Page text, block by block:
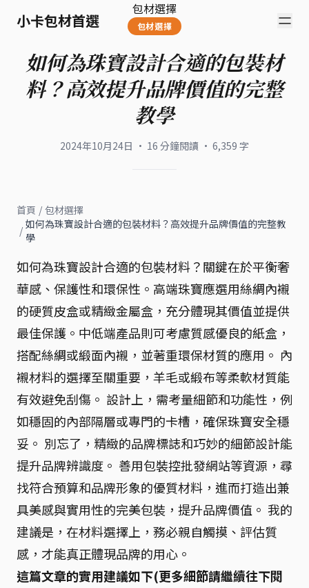
小卡包材首選
包材選擇
包材選擇
如何為珠寶設計合適的包裝材
料？高效提升品牌價值的完整
教學
2024年10月24日 · 16 分鐘閱讀 · 6,359 字
首頁 / 包材選擇
/ 如何為珠寶設計合適的包裝材料？高效提升品牌價值的完整教
學
如何為珠寶設計合適的包裝材料？關鍵在於平衡奢
華感、保護性和環保性。高端珠寶應選用絲綢內襯
的硬質皮盒或精緻金屬盒，充分體現其價值並提供
最佳保護。中低端產品則可考慮質感優良的紙盒，
搭配絲綢或緞面內襯，並著重環保材質的應用。 內
襯材料的選擇至關重要，羊毛或緞布等柔軟材質能
有效避免刮傷。 設計上，需考量細節和功能性，例
如穩固的內部隔層或專門的卡槽，確保珠寶安全穩
妥。 別忘了，精緻的品牌標誌和巧妙的細節設計能
提升品牌辨識度。 善用包裝控批發網站等資源，尋
找符合預算和品牌形象的優質材料，進而打造出兼
具美感與實用性的完美包裝，提升品牌價值。 我的
建議是，在材料選擇上，務必親自觸摸、評估質
感，才能真正體現品牌的用心。
這篇文章的實用建議如下(更多細節請繼續往下閱